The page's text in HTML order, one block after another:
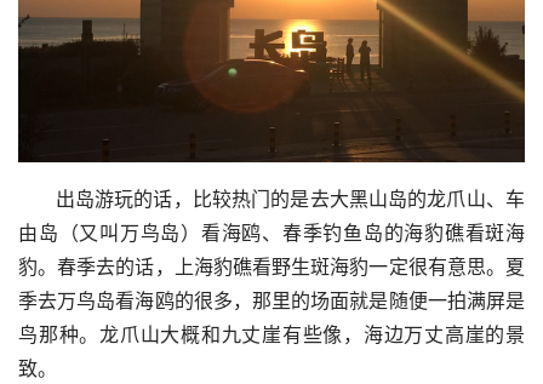
由岛（又叫万鸟岛）看海鸥、春季钓鱼岛的海豹礁看斑海
豹。春季去的话，上海豹礁看野生斑海豹一定很有意思。夏
季去万鸟岛看海鸥的很多，那里的场面就是随便一拍满屏是
鸟那种。龙爪山大概和九丈崖有些像，海边万丈高崖的景
致。